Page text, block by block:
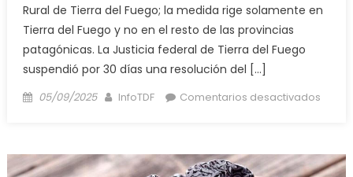
Rural de Tierra del Fuego; la medida rige solamente en
Tierra del Fuego y no en el resto de las provincias
patagónicas. La Justicia federal de Tierra del Fuego
suspendió por 30 días una resolución del […]
Posted
05/09/2025 Author
InfoTDF Comentarios desactivadosen
DE